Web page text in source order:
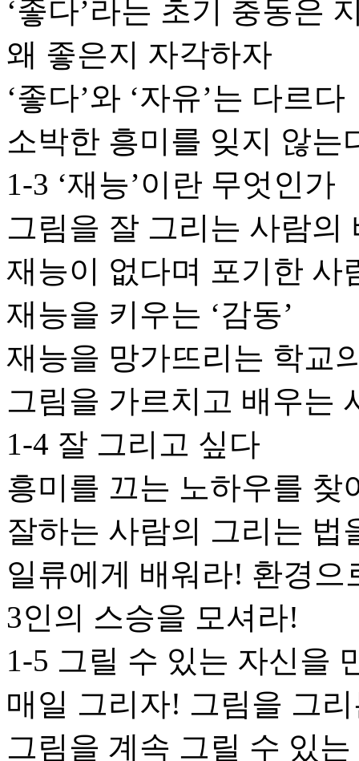
‘좋다’라는 초기 충동은
왜 좋은지 자각하자
‘좋다’와 ‘자유’는 다르다
소박한 흥미를 잊지 않는
1-3 ‘재능’이란 무엇인가
그림을 잘 그리는 사람의
재능이 없다며 포기한 사
재능을 키우는 ‘감동’
재능을 망가뜨리는 학교
그림을 가르치고 배우는
1-4 잘 그리고 싶다
흥미를 끄는 노하우를 찾
잘하는 사람의 그리는 법
일류에게 배워라! 환경으
3인의 스승을 모셔라!
1-5 그릴 수 있는 자신을
매일 그리자! 그림을 그
그림을 계속 그릴 수 있